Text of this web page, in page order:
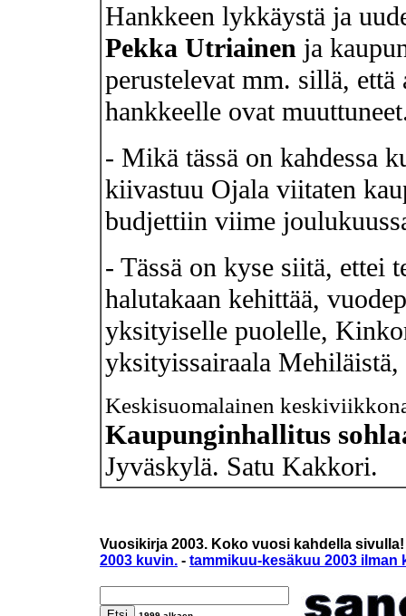
Hankkeen lykkäystä ja
Pekka Utriainen ja
perustelevat mm. sillä, että
hankkeelle ovat
- Mikä tässä on kahdessa
kiivastuu Ojala viitaten
budjettiin viime
- Tässä on kyse siitä, ettei
halutakaan kehittää,
yksityiselle puolelle,
yksityissairaala Mehiläistä,
Keskisuomalainen
Kaupunginhallitus
Jyväskylä. Satu Kakkori.
Vuosikirja 2003. Koko vuosi kahdella
2003 kuvin. - tammikuu-kesäkuu 2003 ilman